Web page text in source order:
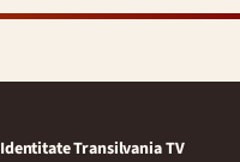
Identitate Transilvania TV